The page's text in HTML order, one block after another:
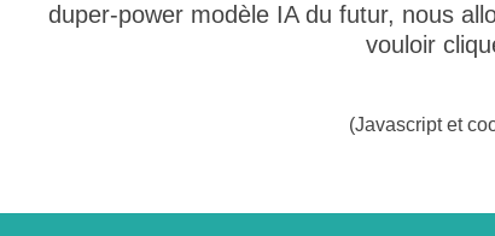
duper-power modèle IA du futur, nous
vouloir
(Javascript et